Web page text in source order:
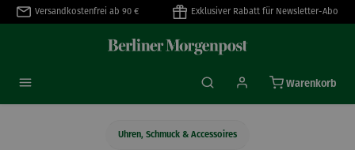
springen
Versandkostenfrei ab 90 € Exklusiver Rabatt für Newsletter-Abo
Warenkorb
Uhren, Schmuck & Accessoires